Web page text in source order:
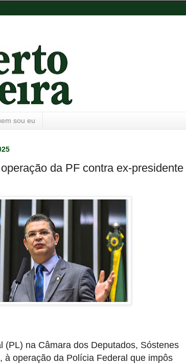
sou eu
da PF contra ex-presidente
(PL) na Câmara dos Deputados, Sóstenes
à operação da Polícia Federal que impôs